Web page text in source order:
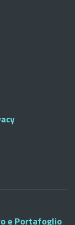
e Portafoglio